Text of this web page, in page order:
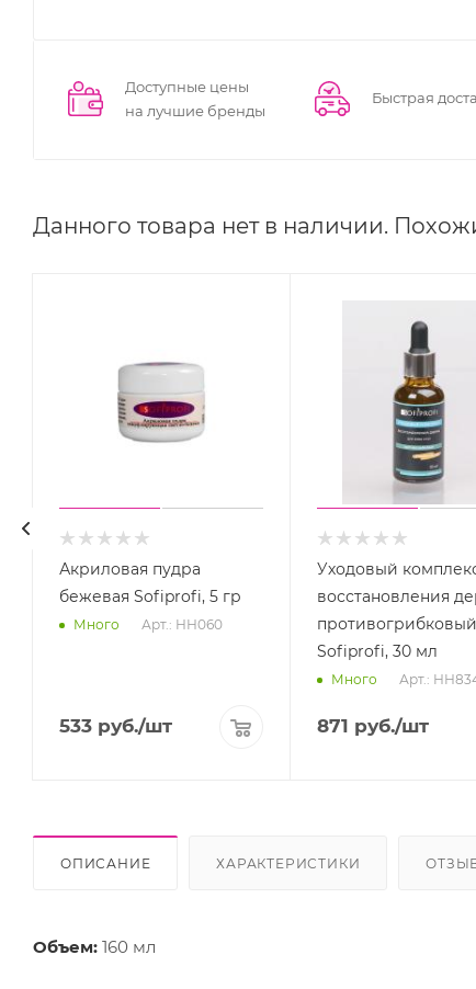
Доступные цены
на лучшие бренды
Быстрая
Данного товара нет в наличии.
Акриловая пудра
бежевая Sofiprofi, 5 гр
Много Арт.: НН060
533 руб./шт
Уходовый
восстановления
противогрибковый
Sofiprofi, 30 мл
Много Арт.:
871 руб./шт
ОПИСАНИЕ ХАРАКТЕРИСТИКИ
Объем: 160 мл